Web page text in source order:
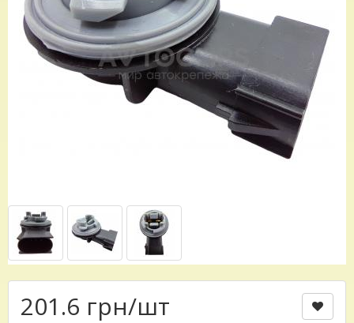
201.6 грн/шт